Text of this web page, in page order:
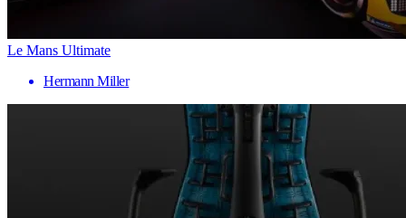
Le Mans Ultimate
Hermann Miller